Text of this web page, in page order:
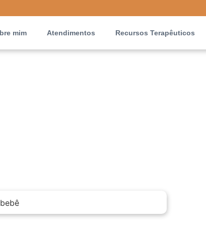
mim Atendimentos Recursos Terapêuticos